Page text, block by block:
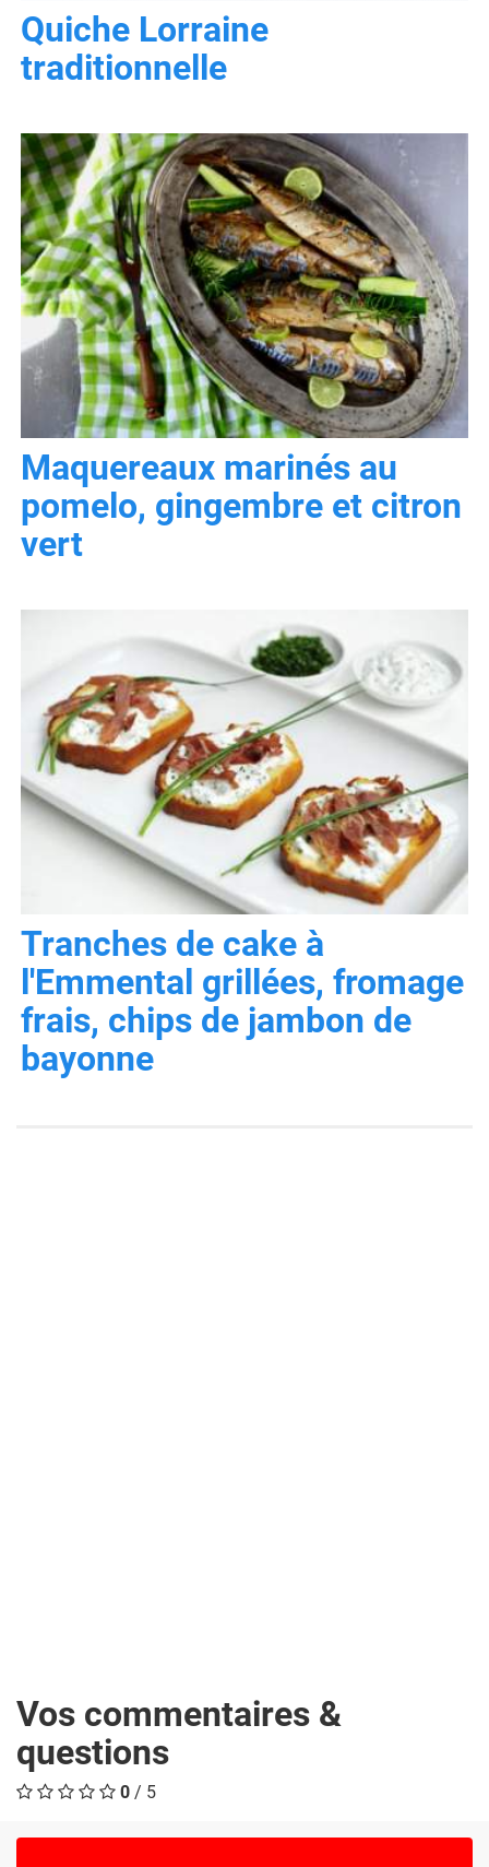
Quiche Lorraine
traditionnelle
Maquereaux marinés au
pomelo, gingembre et citron
vert
Tranches de cake à
l'Emmental grillées, fromage
frais, chips de jambon de
bayonne
Vos commentaires &
questions
0 / 5